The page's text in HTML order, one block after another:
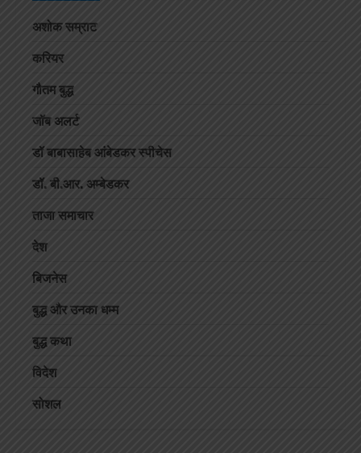
अशोक सम्राट
करियर
गौतम बुद्ध
जॉब अलर्ट
डॉ बाबासाहेब आंबेडकर स्पीचेस
डॉ. बी.आर. अम्बेडकर
ताजा समाचार
देश
बिजनेस
बुद्ध और उनका धम्म
बुद्ध कथा
विदेश
सोशल